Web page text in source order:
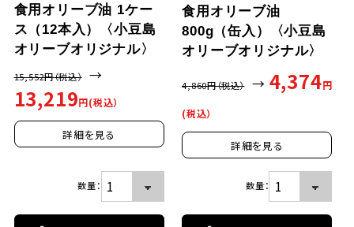
買い物かごに入れる 買い物かごに
食用オリーブ油 1ケー
ス（12本入）〈小豆島
オリーブオリジナル〉
15,552円（税込） →
13,219円(税込）
詳細を見る
数量：
食用オリーブ油
800g（缶入）〈小豆島
オリーブオリジナル〉
4,860円（税込） → 4,374円
(税込）
詳細を見る
数量：